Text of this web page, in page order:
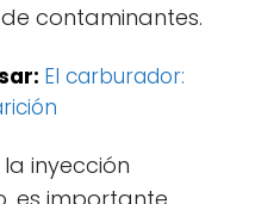
contaminantes.
El carburador:
inyección